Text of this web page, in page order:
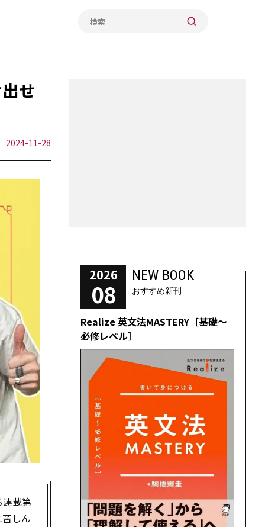
せ
2024-11-28
連載第
しん
2026
08
NEW BOOK
おすすめ新刊
Realize 英文法MASTERY［基礎～
必修レベル］